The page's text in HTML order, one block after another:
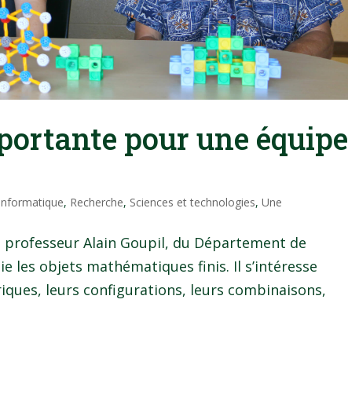
pour une équipe
, Recherche, Sciences et technologies,Une
Alain Goupil, du Département de
les objets mathématiques finis. Il s’intéresse
leurs configurations, leurs combinaisons,